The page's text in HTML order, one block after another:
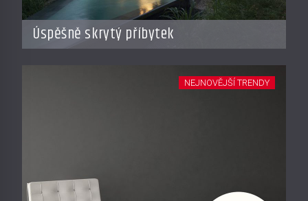
Úspěšně skrytý příbytek
NEJNOVĚJŠÍ TRENDY